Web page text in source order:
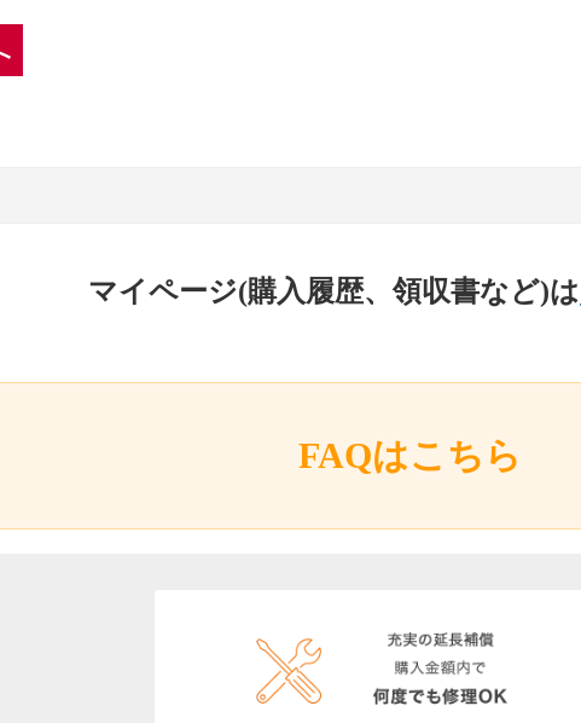
マイページ(購入履歴、領収書など)は
FAQはこちら